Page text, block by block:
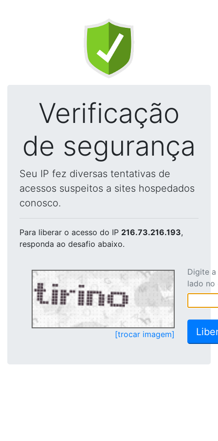
Verificação
de segurança
Seu IP fez diversas tentativas de
acessos suspeitos a sites hospedados
conosco.
Para liberar o acesso do IP 216.73.216.193,
responda ao desafio abaixo.
[trocar imagem]
Digite
lado no